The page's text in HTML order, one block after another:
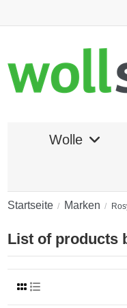
Wolle
Startseite Marken
List of products